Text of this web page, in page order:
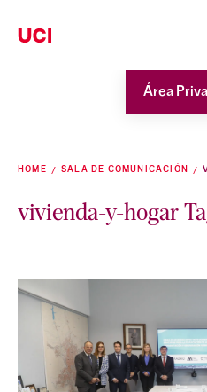
Área
HOME SALA DE COMUNICACIÓN
vivienda-y-hogar